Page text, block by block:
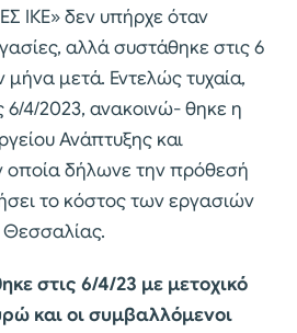
ΙΚΕ» δεν υπήρχε όταν
αλλά συστάθηκε στις 6
μήνα μετά. Εντελώς τυχαία,
6/4/2023, ανακοινώ- θηκε η
Ανάπτυξης και
οποία δήλωνε την πρόθεσή
το κόστος των εργασιών
Θεσσαλίας.
στις 6/4/23 με μετοχικό
και οι συμβαλλόμενοι